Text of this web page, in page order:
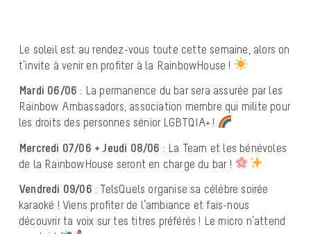
Le soleil est au rendez-vous toute cette semaine, alors on
t’invite à venir en profiter à la RainbowHouse !
Mardi 06/06 : La permanence du bar sera assurée par les
Rainbow Ambassadors, association membre qui milite pour
les droits des personnes sénior LGBTQIA+ !
Mercredi 07/06 + Jeudi 08/06 : La Team et les bénévoles
de la RainbowHouse seront en charge du bar !
Vendredi 09/06 : TelsQuels organise sa célèbre soirée
karaoké ! Viens profiter de l’ambiance et fais-nous
découvrir ta voix sur tes titres préférés ! Le micro n’attend